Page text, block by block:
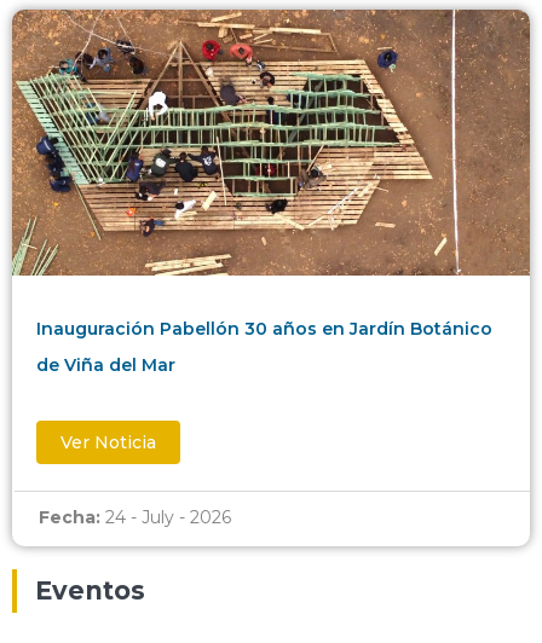
Inauguración Pabellón 30 años en Jardín Botánico
de Viña del Mar
Ver Noticia
Fecha: 24 - July - 2026
Eventos